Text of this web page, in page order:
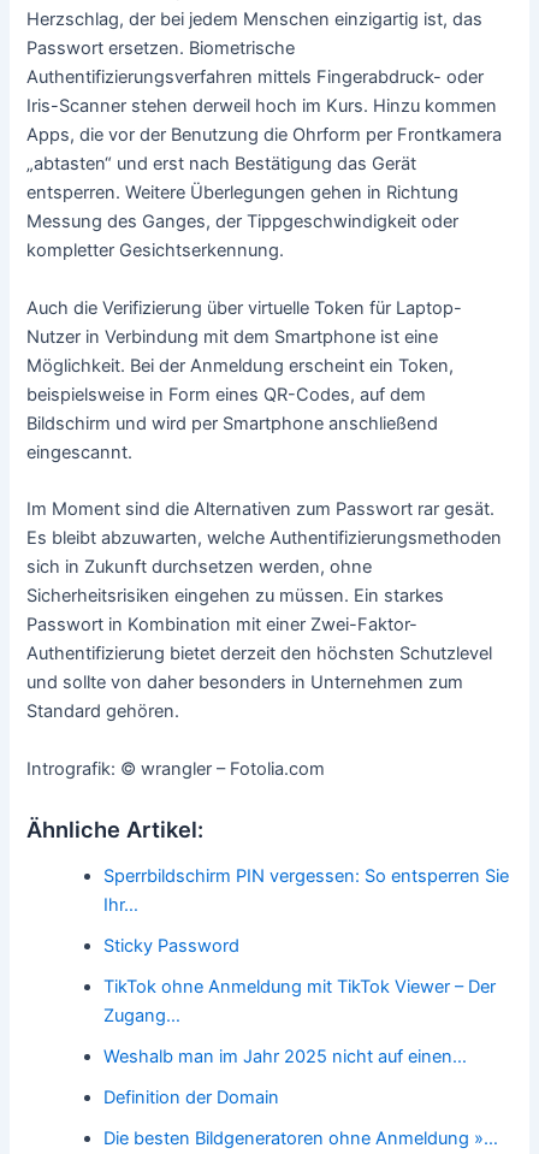
Herzschlag, der bei jedem Menschen einzigartig ist, das
Passwort ersetzen. Biometrische
Authentifizierungsverfahren mittels Fingerabdruck- oder
Iris-Scanner stehen derweil hoch im Kurs. Hinzu kommen
Apps, die vor der Benutzung die Ohrform per Frontkamera
„abtasten“ und erst nach Bestätigung das Gerät
entsperren. Weitere Überlegungen gehen in Richtung
Messung des Ganges, der Tippgeschwindigkeit oder
kompletter Gesichtserkennung.
Auch die Verifizierung über virtuelle Token für Laptop-
Nutzer in Verbindung mit dem Smartphone ist eine
Möglichkeit. Bei der Anmeldung erscheint ein Token,
beispielsweise in Form eines QR-Codes, auf dem
Bildschirm und wird per Smartphone anschließend
eingescannt.
Im Moment sind die Alternativen zum Passwort rar gesät.
Es bleibt abzuwarten, welche Authentifizierungsmethoden
sich in Zukunft durchsetzen werden, ohne
Sicherheitsrisiken eingehen zu müssen. Ein starkes
Passwort in Kombination mit einer Zwei-Faktor-
Authentifizierung bietet derzeit den höchsten Schutzlevel
und sollte von daher besonders in Unternehmen zum
Standard gehören.
Intrografik: © wrangler – Fotolia.com
Ähnliche Artikel:
Sperrbildschirm PIN vergessen: So entsperren Sie
Ihr…
Sticky Password
TikTok ohne Anmeldung mit TikTok Viewer – Der
Zugang…
Weshalb man im Jahr 2025 nicht auf einen…
Definition der Domain
Die besten Bildgeneratoren ohne Anmeldung »…